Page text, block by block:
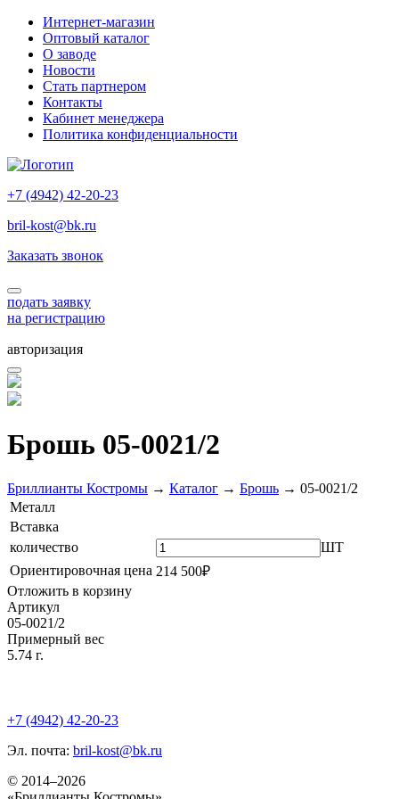
Интернет-магазин
Оптовый каталог
О заводе
Новости
Стать партнером
Контакты
Кабинет менеджера
Политика конфиденциальности
+7 (4942) 42-20-23
bril-kost@bk.ru
Заказать звонок
подать заявку
на регистрацию
авторизация
Брошь 05-0021/2
Бриллианты Костромы → Каталог → Брошь → 05-0021/2
Металл
Вставка
количество
ШТ
Ориентировочная цена 214 500₽
Отложить в корзину
Артикул
05-0021/2
Примерный вес
5.74 г.
+7 (4942) 42-20-23
Эл. почта: bril-kost@bk.ru
© 2014–2026